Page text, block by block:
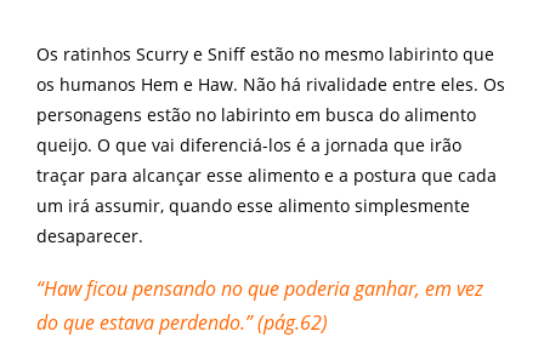
Os ratinhos Scurry e Sniff estão no mesmo labirinto que
os humanos Hem e Haw. Não há rivalidade entre eles. Os
personagens estão no labirinto em busca do alimento
queijo. O que vai diferenciá-los é a jornada que irão
traçar para alcançar esse alimento e a postura que cada
um irá assumir, quando esse alimento simplesmente
desaparecer.
“Haw ficou pensando no que poderia ganhar, em vez
do que estava perdendo.” (pág.62)